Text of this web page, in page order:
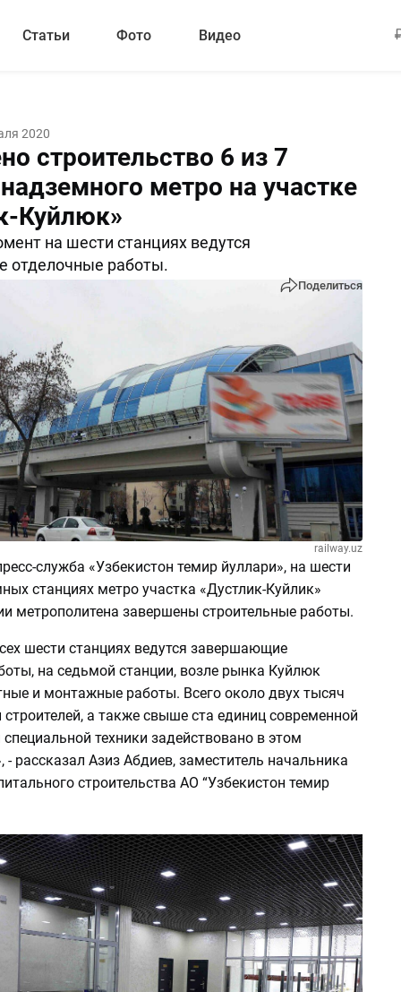
Статьи Фото Видео
2020
строительство 6 из 7
метро на участке
Куйлюк»
на шести станциях ведутся
отделочные работы.
Поделиться
railway.uz
служба «Узбекистон темир йуллари», на шести
станциях метро участка «Дустлик-Куйлик»
метрополитена завершены строительные работы.
шести станциях ведутся завершающие
на седьмой станции, возле рынка Куйлюк
и монтажные работы. Всего около двух тысяч
строителей, а также свыше ста единиц современной
специальной техники задействовано в этом
- рассказал Азиз Абдиев, заместитель начальника
строительства АО “Узбекистон темир